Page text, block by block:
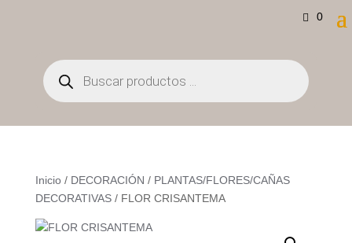
0
Búsqueda
de
productos
Inicio/ DECORACIÓN / PLANTAS/FLORES/CAÑAS
DECORATIVAS/ FLOR CRISANTEMA